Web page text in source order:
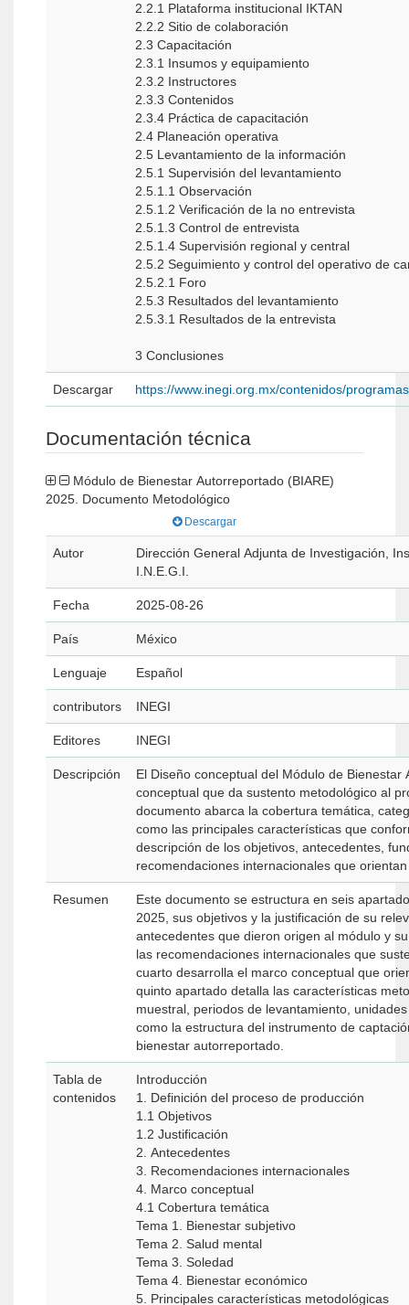
2.2.1 Plataforma institucional IKTAN
2.2.2 Sitio de colaboración
2.3 Capacitación
2.3.1 Insumos y equipamiento
2.3.2 Instructores
2.3.3 Contenidos
2.3.4 Práctica de capacitación
2.4 Planeación operativa
2.5 Levantamiento de la información
2.5.1 Supervisión del levantamiento
2.5.1.1 Observación
2.5.1.2 Verificación de la no entrevista
2.5.1.3 Control de entrevista
2.5.1.4 Supervisión regional y central
2.5.2 Seguimiento y control del operativo de
2.5.2.1 Foro
2.5.3 Resultados del levantamiento
2.5.3.1 Resultados de la entrevista
3 Conclusiones
Descargar https://www.inegi.org.mx/contenidos/
Documentación técnica
2025. Documento Metodológico
Descargar
Autor
Dirección General Adjunta de Investigación,
I.N.E.G.I.
Fecha 2025-08-26
País México
Lenguaje Español
contributors INEGI
Editores INEGI
Descripción
El Diseño conceptual del Módulo de
conceptual que da sustento metodológico al
documento abarca la cobertura temática,
como las principales características que
descripción de los objetivos, antecedentes,
recomendaciones internacionales que
Resumen
Este documento se estructura en seis
2025, sus objetivos y la justificación de su
antecedentes que dieron origen al módulo y
las recomendaciones internacionales que
cuarto desarrolla el marco conceptual que
quinto apartado detalla las características
muestral, periodos de levantamiento,
como la estructura del instrumento de
bienestar autorreportado.
Tabla de
contenidos
Introducción
1. Definición del proceso de producción
1.1 Objetivos
1.2 Justificación
2. Antecedentes
3. Recomendaciones internacionales
4. Marco conceptual
4.1 Cobertura temática
Tema 1. Bienestar subjetivo
Tema 2. Salud mental
Tema 3. Soledad
Tema 4. Bienestar económico
5. Principales características metodológicas